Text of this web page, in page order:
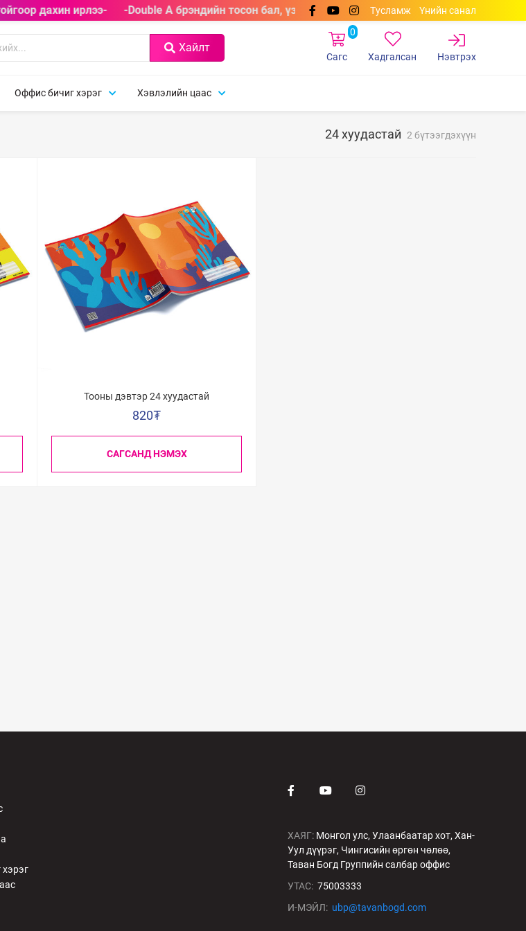
дахин ирлээ- -Double A брэндийн тосон бал, үзгэн бал, самбарын маркерууд өнгөний
Тусламж Үнийн санал
Хайлт
0
Сагс Хадгалсан Нэвтрэх
Оффис бичиг хэрэг Хэвлэлийн цаас
24 хуудастай 2 бүтээгдэхүүн
Тооны дэвтэр 24 хуудастай
820₮
САГСАНД НЭМЭХ
ХАЯГ: Монгол улс, Улаанбаатар хот, Хан-
Уул дүүрэг, Чингисийн өргөн чөлөө,
Таван Богд Группийн салбар оффис
УТАС: 75003333
И-МЭЙЛ: ubp@tavanbogd.com